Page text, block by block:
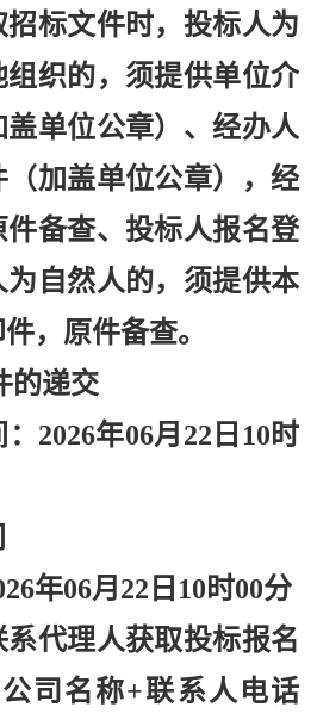
招标文件时，投标人为
组织的，须提供单位介
单位公章）、经办人
（加盖单位公章），经
件备查、投标人报名登
为自然人的，须提供本
，原件备查。
的递交
2026年06月22日10时
年06月22日10时00分
代理人获取投标报名
司名称+联系人电话